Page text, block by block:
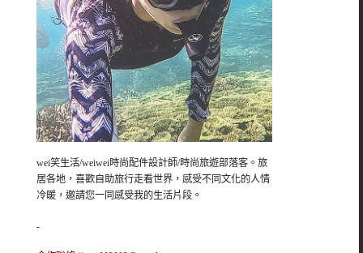
wei笑生活/weiwei時尚配件設計師/時尚旅遊部落客。旅
居各地，喜歡自助旅行走看世界，感受不同文化的人情
冷暖，邀請您一同感受我的生活片段。
-